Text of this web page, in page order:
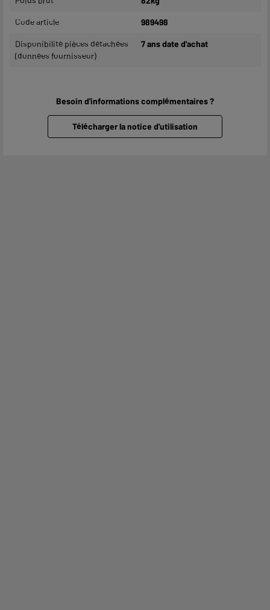
Code article 989498
Disponibilité pièces détachées
(données fournisseur)
7 ans date d'achat
Besoin d'informations complémentaires ?
Télécharger la notice d'utilisation